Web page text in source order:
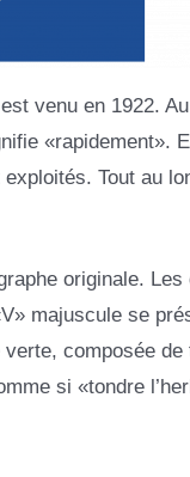
venu en 1922. Au
«rapidement».
Tout au
originale.
majuscule se
composée
si «tondre